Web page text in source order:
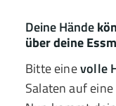
Deine Hände
über deine
Bitte einevolle
Salaten auf